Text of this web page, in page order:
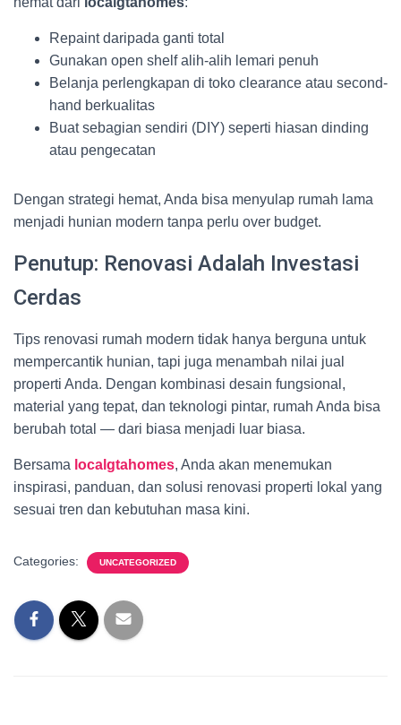
Repaint daripada ganti total
Gunakan open shelf alih-alih lemari penuh
Belanja perlengkapan di toko clearance atau second-
hand berkualitas
Buat sebagian sendiri (DIY) seperti hiasan dinding
atau pengecatan
Dengan strategi hemat, Anda bisa menyulap rumah lama
menjadi hunian modern tanpa perlu over budget.
Penutup: Renovasi Adalah Investasi
Cerdas
Tips renovasi rumah modern tidak hanya berguna untuk
mempercantik hunian, tapi juga menambah nilai jual
properti Anda. Dengan kombinasi desain fungsional,
material yang tepat, dan teknologi pintar, rumah Anda bisa
berubah total — dari biasa menjadi luar biasa.
Bersama localgtahomes, Anda akan menemukan
inspirasi, panduan, dan solusi renovasi properti lokal yang
sesuai tren dan kebutuhan masa kini.
Categories: UNCATEGORIZED